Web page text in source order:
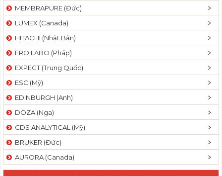
MEMBRAPURE (Đức)
LUMEX (Canada)
HITACHI (Nhật Bản)
FROILABO (Pháp)
EXPECT (Trung Quốc)
ESC (Mỹ)
EDINBURGH (Anh)
DOZA (Nga)
CDS ANALYTICAL (Mỹ)
BRUKER (Đức)
AURORA (Canada)